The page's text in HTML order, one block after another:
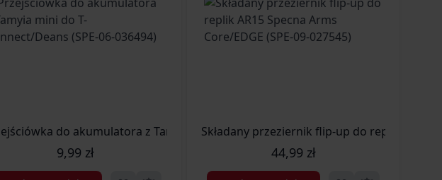
EDGE (SPE-09-027547)
do akumulatora z Tamyia mini do T-Connect/Deans (SPE-06-036494)
9,99 zł
Składany przeziernik flip-up do replik AR15
44,99 zł